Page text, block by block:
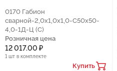
0170 Габион
сварной-2,0х1,0х1,0-С50х50-
4,0-1Д-Ц (С)
Розничная цена
12 017.00 ₽
1 шт в комплекте
Купить